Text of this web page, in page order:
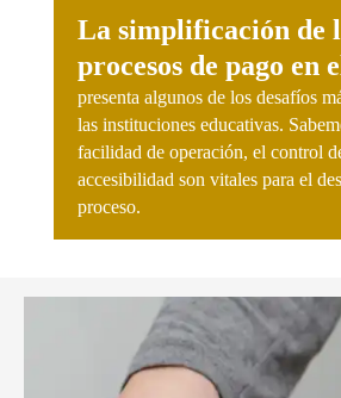
La simplificación de
procesos de pago en
presenta algunos de los desafíos
las instituciones educativas.
facilidad de operación, el control
accesibilidad son vitales para el
proceso.